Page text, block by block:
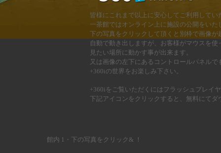
皆様にこれまで以上に安心してご利用してい
一茶館ではオンライン上に施設の公開をいた
下の写真をクリックして頂くと別枠で画像が
自動で動き出しますが、お客様がマウスを
見たい場所に動かす事が出来ます。
又は画像の左下にあるコントロールパネルで
+360iの世界をお楽しみ下さい。
+360iをご覧いただくにはフラッシュプレイ
下記アイコンをクリックすると、無料にてダ
館内 1・下の写真をクリック& ！